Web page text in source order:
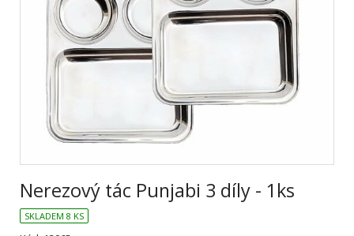
Nerezový tác Punjabi 3 díly - 1ks
SKLADEM 8 KS